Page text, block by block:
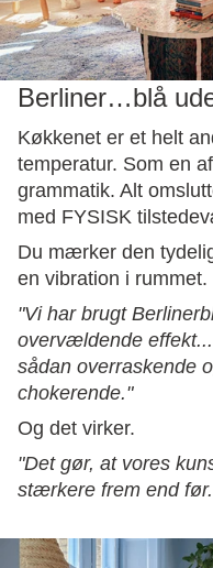
Berliner…blå
Køkkenet er et helt
temperatur. Som en
grammatik. Alt
med FYSISK
Du mærker den
en vibration i rummet.
"Vi har brugt
overvældende
sådan overraskende
chokerende."
Og det virker.
"Det gør, at vores
stærkere frem end